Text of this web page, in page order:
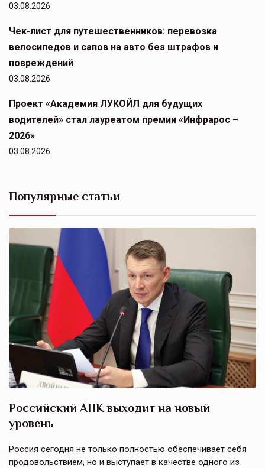
03.08.2026
Чек-лист для путешественников: перевозка
велосипедов и сапов на авто без штрафов и
повреждений
03.08.2026
Проект «Академия ЛУКОЙЛ для будущих
водителей» стал лауреатом премии «Инфрарос –
2026»
03.08.2026
Популярные статьи
Российский АПК выходит на новый
уровень
Россия сегодня не только полностью обеспечивает себя
продовольствием, но и выступает в качестве одного из